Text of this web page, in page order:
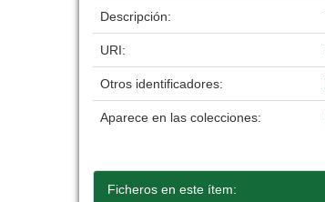
Descripción:
URI:
Otros identificadores:
Aparece en las colecciones:
Ficheros en este ítem: